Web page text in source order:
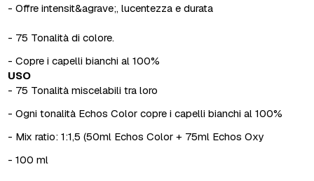
- Offre intensit&agrave;, lucentezza e durata
- 75 Tonalità di colore.
- Copre i capelli bianchi al 100%
USO
- 75 Tonalità miscelabili tra loro
- Ogni tonalità Echos Color copre i capelli bianchi al 100%
- Mix ratio: 1:1,5 (50ml Echos Color + 75ml Echos Oxy
- 100 ml